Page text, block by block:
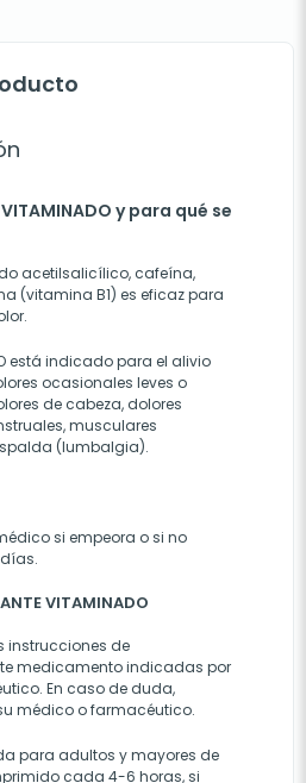
VITAMINADO y para qué se
acetilsalicílico, cafeína,
(vitamina B1) es eficaz para
está indicado para el alivio
ocasionales leves o
de cabeza, dolores
musculares
(lumbalgia).
si empeora o si no
VITAMINADO
instrucciones de
medicamento indicadas por
En caso de duda,
médico o farmacéutico.
para adultos y mayores de
cada 4-6 horas, si